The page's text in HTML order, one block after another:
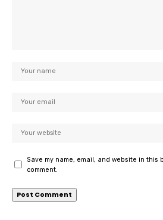
Save my name, email, and website in this
comment.